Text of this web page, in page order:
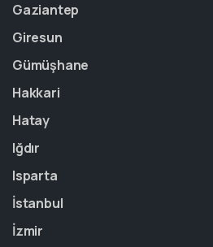
Gaziantep
Giresun
Gümüşhane
Hakkari
Hatay
Iğdır
Isparta
İstanbul
İzmir